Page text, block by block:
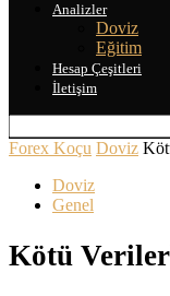
Analizler
Doviz
Eğitim
Hesap Çeşitleri
İletişim
Forex Koçu Doviz
Doviz
Genel
Kötü